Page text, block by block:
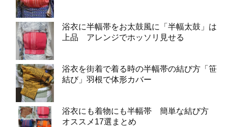
浴衣に半幅帯をお太鼓風に「半幅太鼓」は
上品 アレンジでホッソリ見せる
浴衣を街着で着る時の半幅帯の結び方「笹
結び」羽根で体形カバー
浴衣にも着物にも半幅帯 簡単な結び方
オススメ17選まとめ